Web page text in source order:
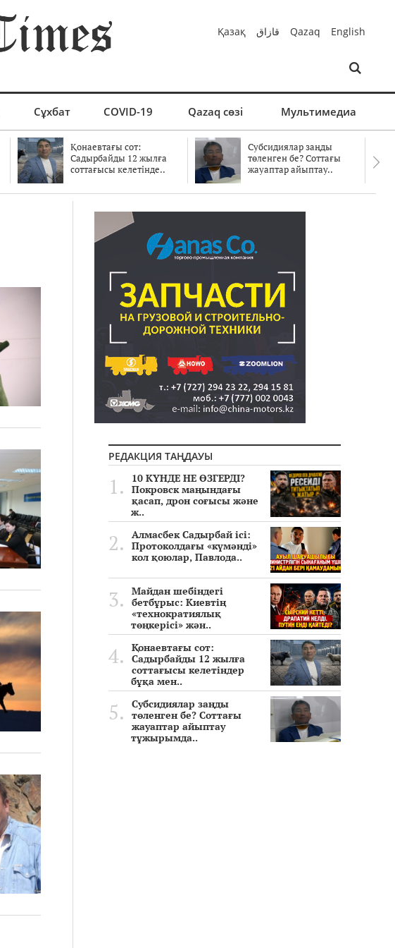
Қазақ قازاق Qazaq English
Сұхбат COVID-19 Qazaq сөзі Мультимедиа
Қонаевтағы сот:
Садырбайды 12 жылға
соттағысы келетінде..
Субсидиялар заңды
төленген бе? Соттағы
жауаптар айыптау..
РЕДАКЦИЯ ТАҢДАУЫ
10 КҮНДЕ НЕ ӨЗГЕРДІ?
Покровск маңындағы
қасап, дрон соғысы және
ж..
Алмасбек Садырбай ісі:
Протоколдағы «күмәнді»
кол қоюлар, Павлода..
Майдан шебіндегі
бетбұрыс: Киевтің
«технократиялық
төңкерісі» жән..
Қонаевтағы сот:
Садырбайды 12 жылға
соттағысы келетіндер
бұқа мен..
Субсидиялар заңды
төленген бе? Соттағы
жауаптар айыптау
тұжырымда..